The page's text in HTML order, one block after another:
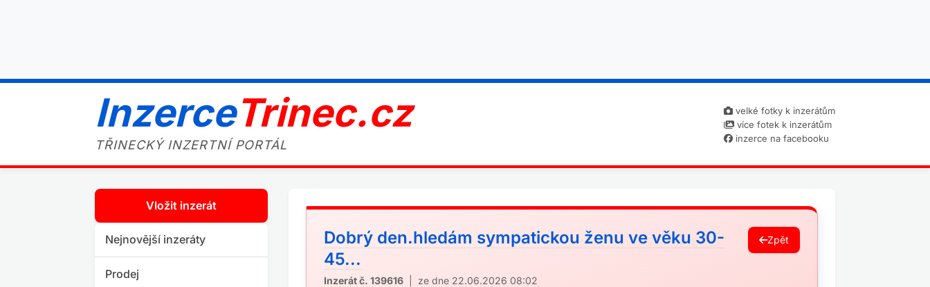
InzerceTrinec.cz
TŘINECKÝ INZERTNÍ PORTÁL
velké fotky k inzerátům
více fotek k inzerátům
inzerce na facebooku
Vložit inzerát
Nejnovější inzeráty
Prodej
Dobrý den.hledám sympatickou ženu ve věku 30-
45...
Inzerát č. 139616 | ze dne 22.06.2026 08:02
Zpět